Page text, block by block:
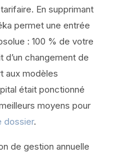
En supprimant
permet une entrée
: 100 % de votre
d’un changement de
aux modèles
était ponctionné
moyens pour
dossier.
de gestion annuelle